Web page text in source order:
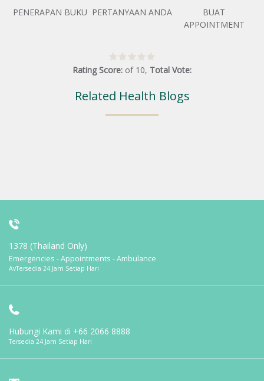
PENERAPAN BUKU PERTANYAAN ANDA
BUAT
APPOINTMENT
Rating Score: of 10, Total Vote:
Related Health Blogs
1378 (Thailand Only)
Emergencies - Appointments - Ambulance
AvTersedia 24 Jam Setiap Hari
Hubungi Kami di +66 2066 8888
Tersedia 24 Jam Setiap Hari